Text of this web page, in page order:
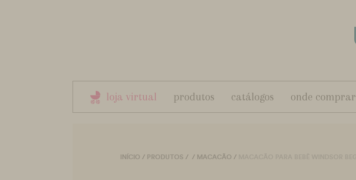
loja virtual produtos catálogos onde comprar
INÍCIO / PRODUTOS / / MACACÃO /